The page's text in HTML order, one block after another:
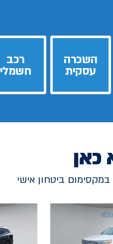
השכרה
עסקית
רכב
חשמלי
כאן
ביטחון אישי